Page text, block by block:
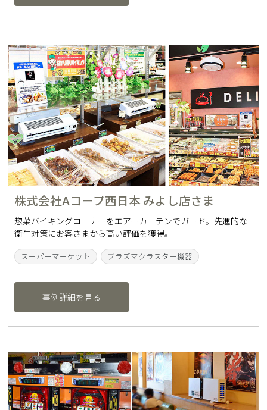
株式会社Aコープ西日本 みよし店さま
惣菜バイキングコーナーをエアーカーテンでガード。先進的な
衛生対策にお客さまから高い評価を獲得。
スーパーマーケット プラズマクラスター機器
事例詳細を見る